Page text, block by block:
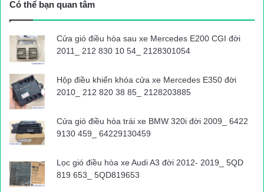
Có thể bạn quan tâm
Cửa gió điều hòa sau xe Mercedes E200 CGI đời
2011_ 212 830 10 54_ 2128301054
Hộp điều khiển khóa cửa xe Mercedes E350 đời
2010_ 212 820 38 85_ 2128203885
Cửa gió điều hòa trái xe BMW 320i đời 2009_ 6422
9130 459_ 64229130459
Lọc gió điều hòa xe Audi A3 đời 2012- 2019_ 5QD
819 653_ 5QD819653